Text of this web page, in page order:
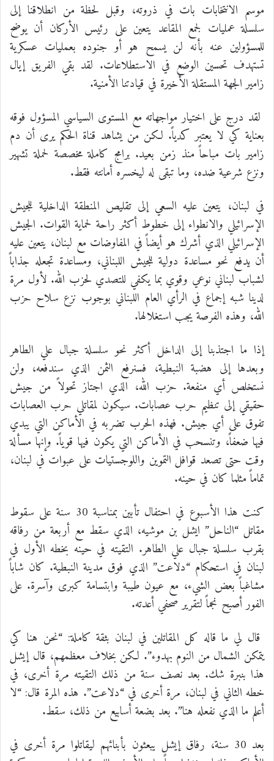
موسم الانتخابات بات في ذروته، وقبل لحظة من انطلاقنا إلى
سلسلة عمليات لجمع المقاعد يتعين على رئيس الأركان أن يوضح
للمسؤولين عنه بأنه لن يسمح هو أو جنوده بعمليات عسكرية
تستهدف تحسين الوضع في الاستطلاعات. لقد بقي الفريق إيال
زامير الجهة المستقلة الأخيرة في قيادتنا الأمنية.
لقد درج على اختيار مواجهاته مع المستوى السياسي المسؤول فوقه
بعناية كي لا يعتبر كدياً. لكن من يشاهد قناة الحكم يرى أن دم
زامير بات مباحاً منذ زمن بعيد. برامج كاملة مخصصة لحملة تشهير
ونزع شرعية ضده، وما تبقى له ليخسره أمانته فقط.
في لبنان، يتعين عليه السعي إلى تقليص المنطقة الداخلية للجيش
الإسرائيلي والانطواء إلى خطوط أكثر راحة لحماية القوات. الجيش
الإسرائيلي الذي أشرك هو أيضاً في المفاوضات مع لبنان، يتعين عليه
أن يدفع نحو مساعدة دولية للجيش اللبناني، ومساعدة تجعله جذاباً
لشباب لبناني نوعي وقوي بما يكفي للتصدي لحزب الله. لأول مرة
لدينا شبه إجماع في الرأي العام اللبناني بوجوب نزع سلاح حزب
الله، وهذه الفرصة يجب استغلالها.
إذا ما اجتذبنا إلى الداخل أكثر نحو سلسلة جبال علي الطاهر
وبعدها إلى هضبة النبطية، فسنرفع الثمن الذي سندفعه، ولن
نستخلص أي منفعة. حزب الله، الذي اجتاز تحولاً من جيش
حقيقي إلى تنظيم حرب عصابات. سيكون لمقاتلي حرب العصابات
تفوق على أي جيش. فهذه الحرب تضربه في الأماكن التي يبدي
فيها ضعفاً، وتنسحب في الأماكن التي يكون فيها قوياً. وإنها مسألة
وقت حتى تصعد قوافل التموين واللوجستيات على عبوات في لبنان،
تماماً مثلما كان في حينه.
كنت هذا الأسبوع في احتفال تأبين بمناسبة 30 سنة على سقوط
مقاتل “الناحل” ايشل بن موشيه، الذي سقط مع أربعة من رفاقه
بقرب سلسلة جبال علي الطاهر. التقيته في حينه بخطه الأول في
لبنان في استحكام “دلاعت” الذي فوق مدينة النبطية. كان شاباً
مشاغباً بعض الشيء، مع عيون طيبة وابتسامة كبرى وآسرة. على
الفور أصبح نجماً لتقرير صحفي أعدته.
قال لي ما قاله كل المقاتلين في لبنان بثقة كاملة: “نحن هنا كي
يتمكن الشمال من النوم بهدوء”. لكن بخلاف معظمهم، قال إيشل
هذا بنبرة شك. بعد نصف سنة من ذلك التقيته مرة أخرى، في
خطه الثاني في لبنان، مرة أخرى في “دلاعت”. هذه المرة قال: “لا
أعلم ما الذي نفعله هنا”. بعد بضعة أسابيع من ذلك، سقط.
بعد 30 سنة، رفاق إيشل يبعثون بأبنائهم ليقاتلوا مرة أخرى في